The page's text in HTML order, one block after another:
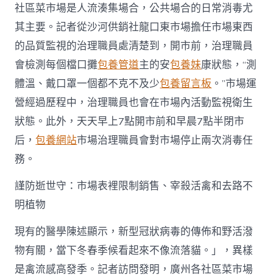
社區菜市場是人流湊集場合，公共場合的日常消毒尤
其主要。記者從沙河供銷社龍口東市場擔任市場東西
的品質監視的治理職員處清楚到，開市前，治理職員
會檢測每個檔口攤包養管道主的安包養妹康狀態，“測
體溫、戴口罩一個都不克不及少包養留言板 。”市場運
營經過歷程中，治理職員也會在市場內活動監視衛生
狀態。此外，天天早上7點開市前和早晨7點半閉市
后，包養網站市場治理職員會對市場停止兩次消毒任
務。
謹防逝世守：市場表裡限制銷售、宰殺活禽和去路不
明植物
現有的醫學陳述顯示，新型冠狀病毒的傳佈和野活潑
物有關，當下冬春季候看起來不像流落貓。」，異樣
是禽流感高發季。記者訪問發明，廣州各社區菜市場